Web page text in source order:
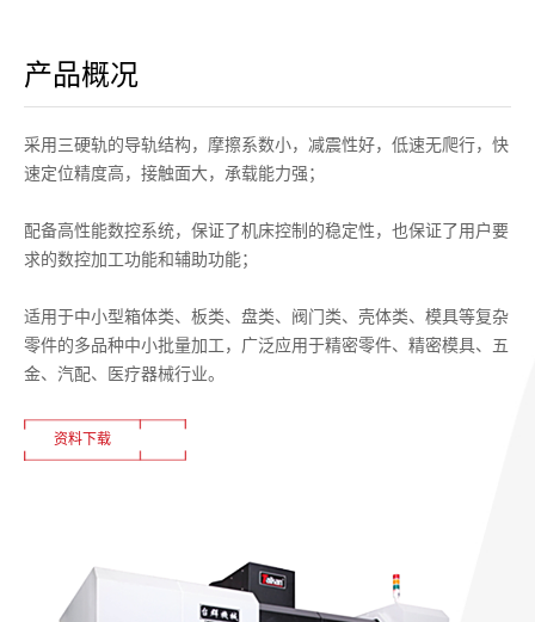
产品概况
采用三硬轨的导轨结构，摩擦系数小，减震性好，低速无爬行，快
速定位精度高，接触面大，承载能力强；
配备高性能数控系统，保证了机床控制的稳定性，也保证了用户要
求的数控加工功能和辅助功能；
适用于中小型箱体类、板类、盘类、阀门类、壳体类、模具等复杂
零件的多品种中小批量加工，广泛应用于精密零件、精密模具、五
金、汽配、医疗器械行业。
资料下载